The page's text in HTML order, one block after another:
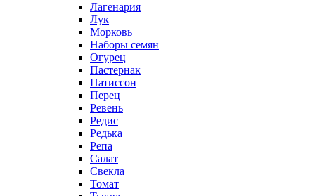
Лагенария
Лук
Морковь
Наборы семян
Огурец
Пастернак
Патиссон
Перец
Ревень
Редис
Редька
Репа
Салат
Свекла
Томат